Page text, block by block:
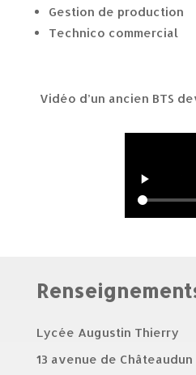
Gestion de production
Technico commercial
Vidéo d’un ancien BTS
Lycée Augustin Thierry
13 avenue de Châteaudun